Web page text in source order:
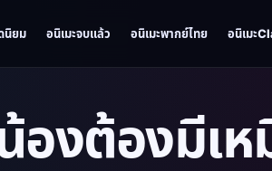
นิยม อนิเมะจบแล้ว อนิเมะพากย์ไทย อนิเมะ
องต้องมีเห